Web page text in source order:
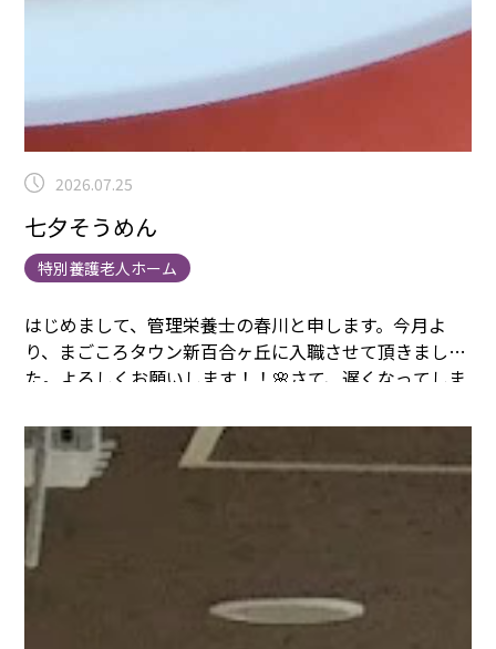
2026.07.25
七夕そうめん
特別養護老人ホーム
はじめまして、管理栄養士の春川と申します。今月よ
り、まごころタウン新百合ヶ丘に入職させて頂きまし
た。 よろしくお願いします！！🌸さて、遅くなってしま
めんを提供しました！✨✨先輩の長野さんと盛付けさせ
て頂きました！！
色とりどりでかわいかったです💕
は冷たいそうめんが食べたくなりますよね～
いしそうに食べて下さってとてもうれしかったです！
だまだ夏はこれからです！
冷やし中華、おやつでたこ焼きや、他にも様々な手作り
おやつを計画していますので、ぜひお楽しみにして頂け
最後までご覧いただき、ありがとう